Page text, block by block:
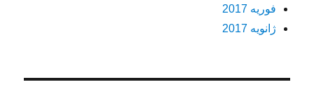
فوریه 2017
ژانویه 2017